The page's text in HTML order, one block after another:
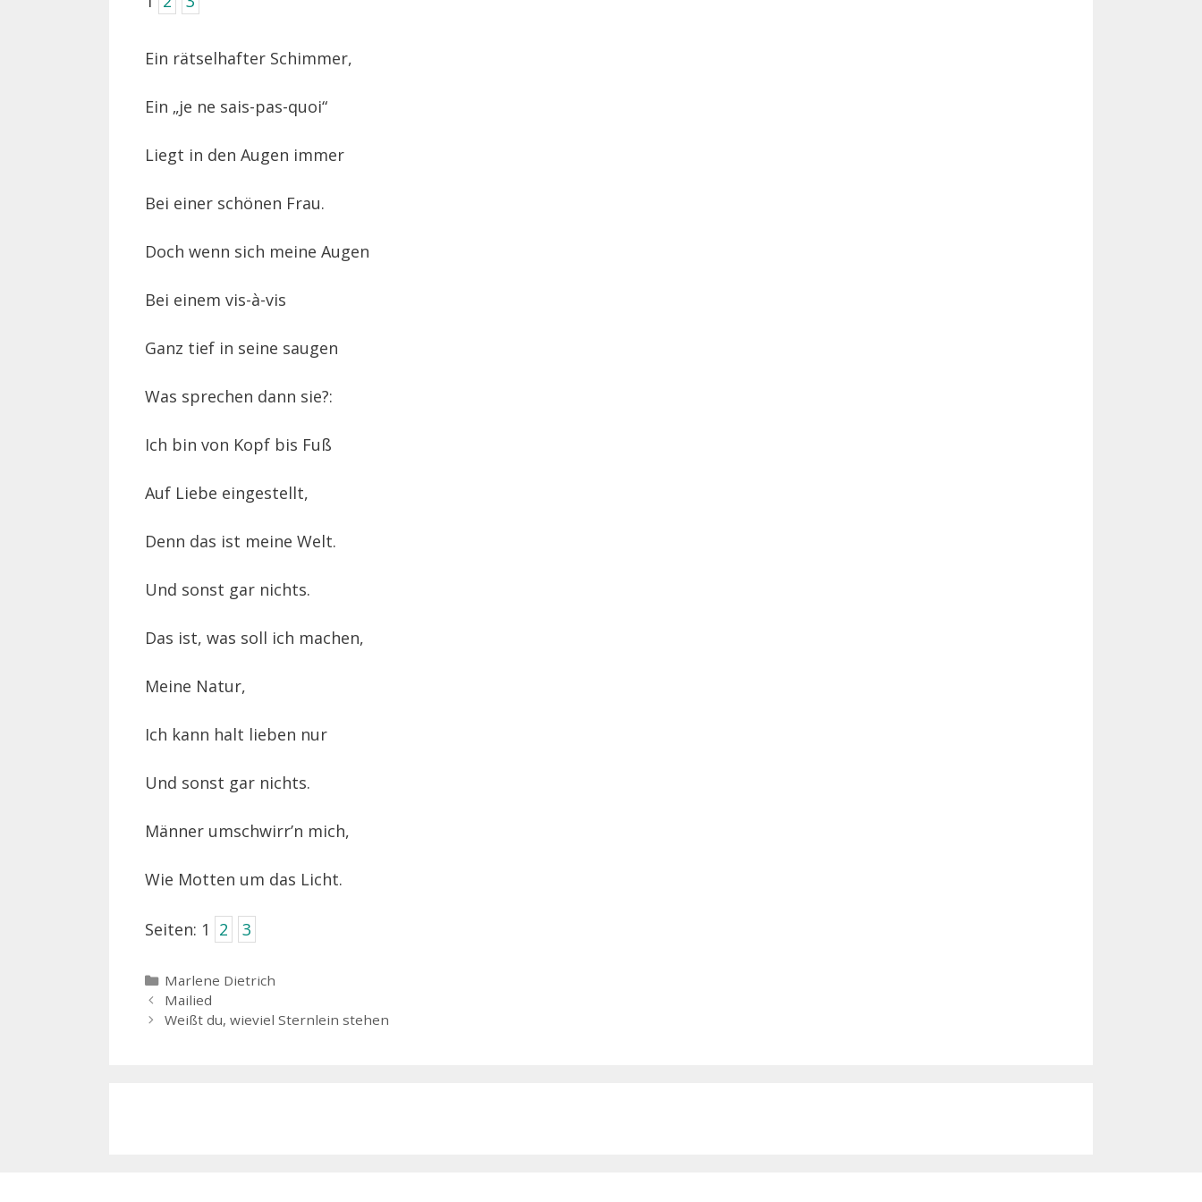
Ein rätselhafter Schimmer,
Ein „je ne sais-pas-quoi“
Liegt in den Augen immer
Bei einer schönen Frau.
Doch wenn sich meine Augen
Bei einem vis-à-vis
Ganz tief in seine saugen
Was sprechen dann sie?:
Ich bin von Kopf bis Fuß
Auf Liebe eingestellt,
Denn das ist meine Welt.
Und sonst gar nichts.
Das ist, was soll ich machen,
Meine Natur,
Ich kann halt lieben nur
Und sonst gar nichts.
Männer umschwirr’n mich,
Wie Motten um das Licht.
Seiten: 1 2 3
Kategorien
Marlene Dietrich
Mailied
Weißt du, wieviel Sternlein stehen